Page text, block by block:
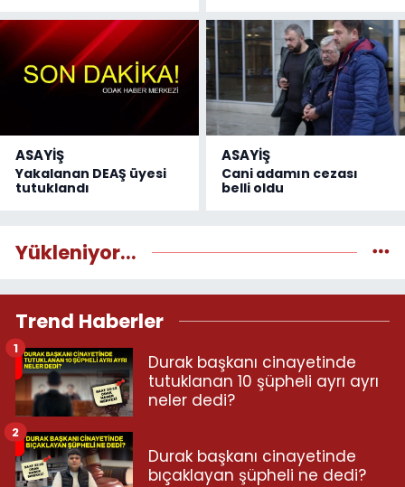
ASAYİŞ
Yakalanan DEAŞ üyesi
tutuklandı
ASAYİŞ
Cani adamın cezası
belli oldu
Yükleniyor...
Trend Haberler
Durak başkanı cinayetinde
tutuklanan 10 şüpheli ayrı ayrı
neler dedi?
1
Durak başkanı cinayetinde
bıçaklayan şüpheli ne dedi?
2